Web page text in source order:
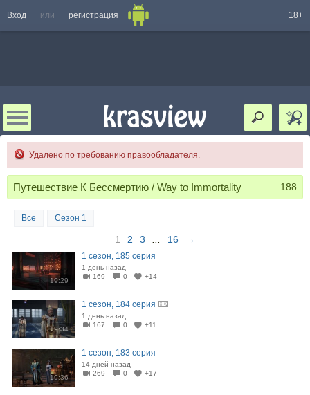
Вход или регистрация 18+
Удалено по требованию правообладателя.
Путешествие К Бессмертию / Way to Immortality 188
Все Сезон 1
1 2 3 16 →
19:29
1 сезон, 185 серия
1 день назад
169
0 +14
19:34
1 сезон, 184 серия
1 день назад
167
0 +11
19:36
1 сезон, 183 серия
14 дней назад
269
0 +17